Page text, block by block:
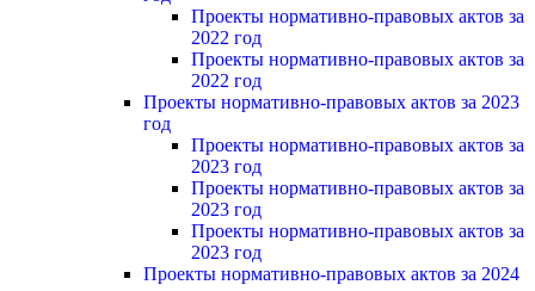
Проекты нормативно-правовых актов за
2022 год
Проекты нормативно-правовых актов за
2022 год
Проекты нормативно-правовых актов за 2023
год
Проекты нормативно-правовых актов за
2023 год
Проекты нормативно-правовых актов за
2023 год
Проекты нормативно-правовых актов за
2023 год
Проекты нормативно-правовых актов за 2024